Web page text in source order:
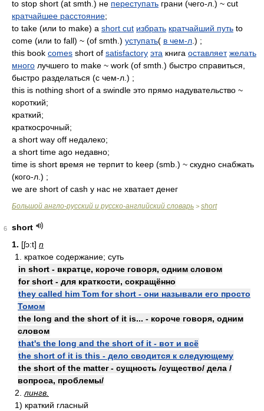
to stop short (at smth.) не переступать грани (чего-л.) ~ cut
кратчайшее расстояние;
to take (или to make) a short cut избрать кратчайший путь to
come (или to fall) ~ (of smth.) уступать( в чем-л .) ;
this book comes short of satisfactory эта книга оставляет желать
много лучшего to make ~ work (of smth.) быстро справиться,
быстро разделаться (с чем-л.) ;
this is nothing short of a swindle это прямо надувательство ~
короткий;
краткий;
краткосрочный;
a short way off недалеко;
a short time ago недавно;
time is short время не терпит to keep (smb.) ~ скудно снабжать
(кого-л.) ;
we are short of cash у нас не хватает денег
Большой англо-русский и русско-английский словарь > short
6
short
1. [ʃɔ:t] n
1. краткое содержание; суть
in short - вкратце, короче говоря, одним словом
for short - для краткости, сокращённо
they called him Tom for short - они называли его просто
Томом
the long and the short of it is... - короче говоря, одним
словом
that's the long and the short of it - вот и всё
the short of it is this - дело сводится к следующему
the short of the matter - сущность /существо/ дела /
вопроса, проблемы/
2. лингв.
1) краткий гласный